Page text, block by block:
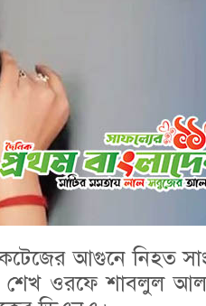
আগুনে নিহত
শেখ ওরফে শাবলুল